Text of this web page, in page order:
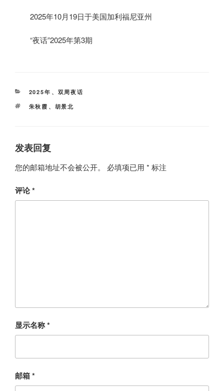
2025年10月19日于美国加利福尼亚州
“夜话”2025年第3期
分
2025年 、 双周夜话
标
朱秋霞 、 胡景北
发表回复
您的邮箱地址不会被公开。 必填项已用 * 标注
评论*
显示名称*
邮箱*